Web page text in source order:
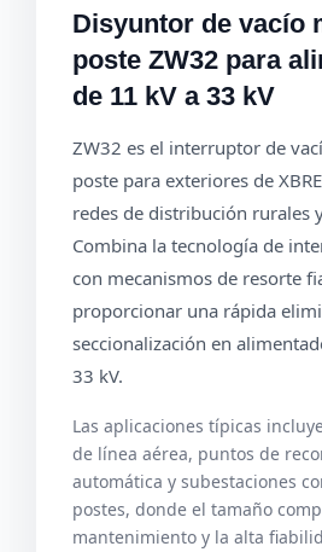
Disyuntor de vacío
poste ZW32 para
de 11 kV a 33 kV
ZW32 es el interruptor de
poste para exteriores de
redes de distribución rurales
Combina la tecnología de
con mecanismos de resorte
proporcionar una rápida
seccionalización en
33 kV.
Las aplicaciones típicas
de línea aérea, puntos de
automática y subestaciones
postes, donde el tamaño
mantenimiento y la alta